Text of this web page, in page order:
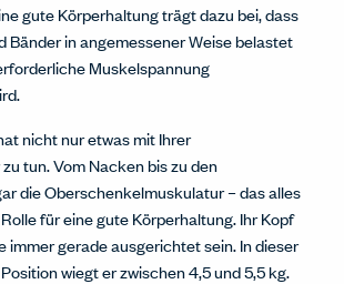
gute Körperhaltung trägt dazu bei, dass
Bänder in angemessener Weise belastet
Muskelspannung
nicht nur etwas mit Ihrer
tun. Vom Nacken bis zu den
die Oberschenkelmuskulatur – das alles
für eine gute Körperhaltung. Ihr Kopf
immer gerade ausgerichtet sein. In dieser
wiegt er zwischen 4,5 und 5,5 kg.